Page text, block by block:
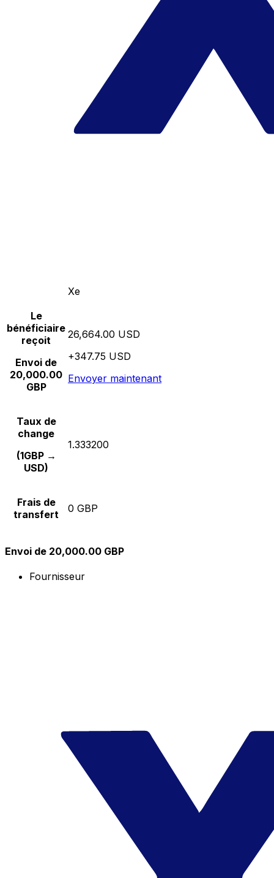
Xe
Le
bénéficiaire
reçoit
Envoi de
20,000.00
GBP
26,664.00 USD
+347.75 USD
Envoyer maintenant
Taux de
change
(1GBP →
USD)
1.333200
Frais de
transfert
0 GBP
Envoi de 20,000.00 GBP
Fournisseur